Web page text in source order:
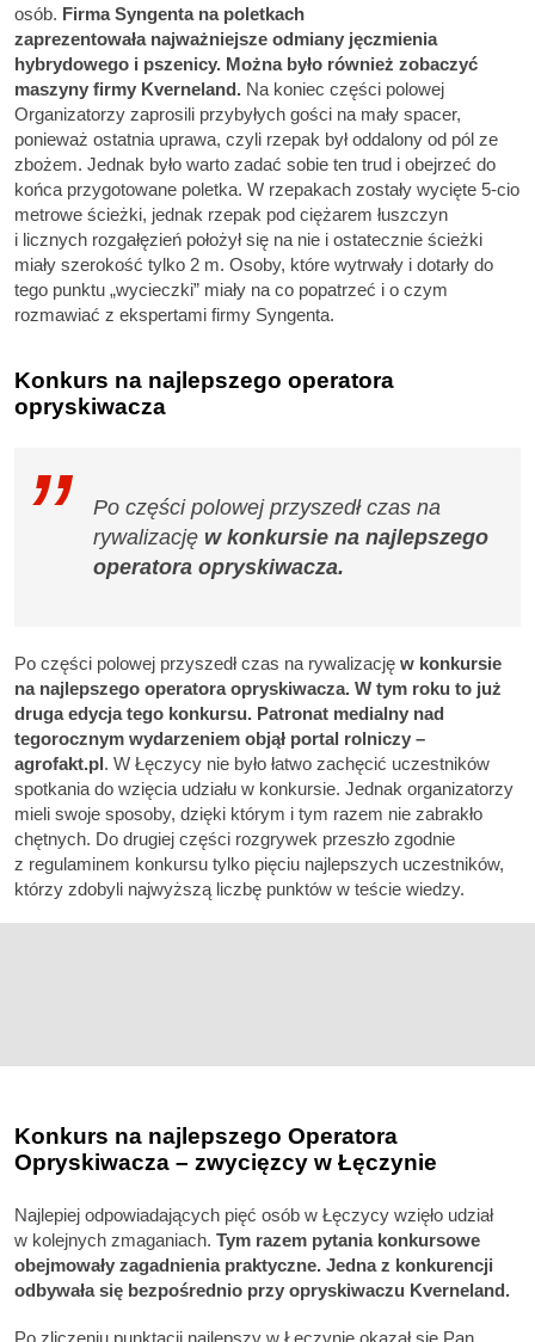
osób. Firma Syngenta na poletkach
zaprezentowała najważniejsze odmiany jęczmienia
hybrydowego i pszenicy. Można było również zobaczyć
maszyny firmy Kverneland. Na koniec części polowej
Organizatorzy zaprosili przybyłych gości na mały spacer,
ponieważ ostatnia uprawa, czyli rzepak był oddalony od pól ze
zbożem. Jednak było warto zadać sobie ten trud i obejrzeć do
końca przygotowane poletka. W rzepakach zostały wycięte 5-cio
metrowe ścieżki, jednak rzepak pod ciężarem łuszczyn
i licznych rozgałęzień położył się na nie i ostatecznie ścieżki
miały szerokość tylko 2 m. Osoby, które wytrwały i dotarły do
tego punktu „wycieczki” miały na co popatrzeć i o czym
rozmawiać z ekspertami firmy Syngenta.
Konkurs na najlepszego operatora
opryskiwacza
Po części polowej przyszedł czas na
rywalizację w konkursie na najlepszego
operatora opryskiwacza.
Po części polowej przyszedł czas na rywalizację w konkursie
na najlepszego operatora opryskiwacza. W tym roku to już
druga edycja tego konkursu. Patronat medialny nad
tegorocznym wydarzeniem objął portal rolniczy –
agrofakt.pl. W Łęczycy nie było łatwo zachęcić uczestników
spotkania do wzięcia udziału w konkursie. Jednak organizatorzy
mieli swoje sposoby, dzięki którym i tym razem nie zabrakło
chętnych. Do drugiej części rozgrywek przeszło zgodnie
z regulaminem konkursu tylko pięciu najlepszych uczestników,
którzy zdobyli najwyższą liczbę punktów w teście wiedzy.
Konkurs na najlepszego Operatora
Opryskiwacza – zwycięzcy w Łęczynie
Najlepiej odpowiadających pięć osób w Łęczycy wzięło udział
w kolejnych zmaganiach. Tym razem pytania konkursowe
obejmowały zagadnienia praktyczne. Jedna z konkurencji
odbywała się bezpośrednio przy opryskiwaczu Kverneland.
Po zliczeniu punktacji najlepszy w Łęczynie okazał się Pan